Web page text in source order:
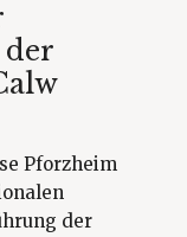
der
Pforzheim
der